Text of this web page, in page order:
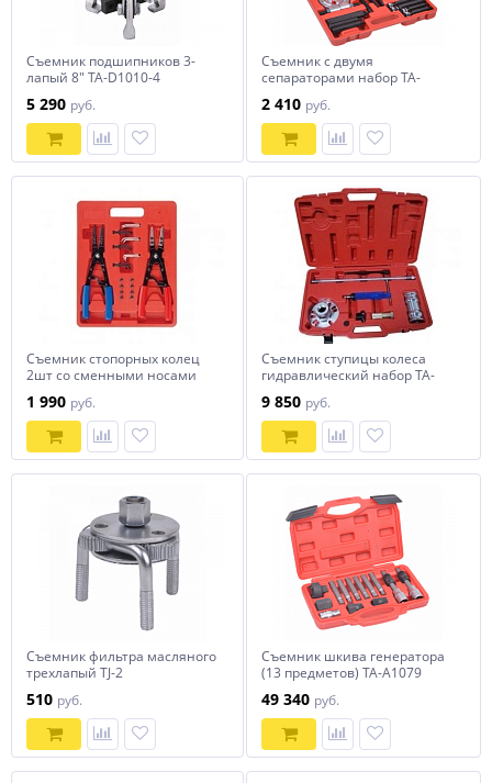
Съемник подшипников 3-
лапый 8" TA-D1010-4
5 290 руб.
Съемник с двумя
сепараторами набор TA-
2 410 руб.
Съемник стопорных колец
2шт со сменными носами
1 990 руб.
Съемник ступицы колеса
гидравлический набор TA-
9 850 руб.
Съемник фильтра масляного
трехлапый TJ-2
510 руб.
Съемник шкива генератора
(13 предметов) TA-A1079
49 340 руб.